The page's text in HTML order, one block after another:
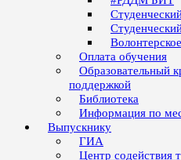
Оплата обучения
Образовательный
поддержкой
Библиотека
Информация по
Выпускнику
ГИА
Центр содействия